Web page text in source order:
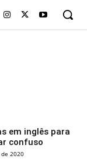
em inglês para
confuso
2020